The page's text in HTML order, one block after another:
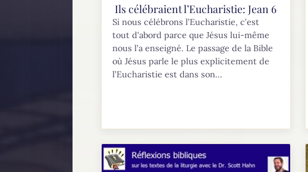
Ils célébraient l’Eucharistie: Jean 6
Si nous célébrons l’Eucharistie, c’est
tout d’abord parce que Jésus lui-même
nous l’a enseigné. Le passage de la Bible
où Jésus parle le plus explicitement de
l’Eucharistie est dans son...